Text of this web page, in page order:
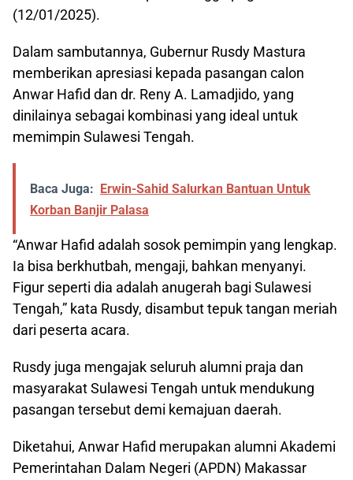
(12/01/2025).
Dalam sambutannya, Gubernur Rusdy Mastura
memberikan apresiasi kepada pasangan calon
Anwar Hafid dan dr. Reny A. Lamadjido, yang
dinilainya sebagai kombinasi yang ideal untuk
memimpin Sulawesi Tengah.
Baca Juga: Erwin-Sahid Salurkan Bantuan Untuk
Korban Banjir Palasa
“Anwar Hafid adalah sosok pemimpin yang lengkap.
Ia bisa berkhutbah, mengaji, bahkan menyanyi.
Figur seperti dia adalah anugerah bagi Sulawesi
Tengah,” kata Rusdy, disambut tepuk tangan meriah
dari peserta acara.
Rusdy juga mengajak seluruh alumni praja dan
masyarakat Sulawesi Tengah untuk mendukung
pasangan tersebut demi kemajuan daerah.
Diketahui, Anwar Hafid merupakan alumni Akademi
Pemerintahan Dalam Negeri (APDN) Makassar